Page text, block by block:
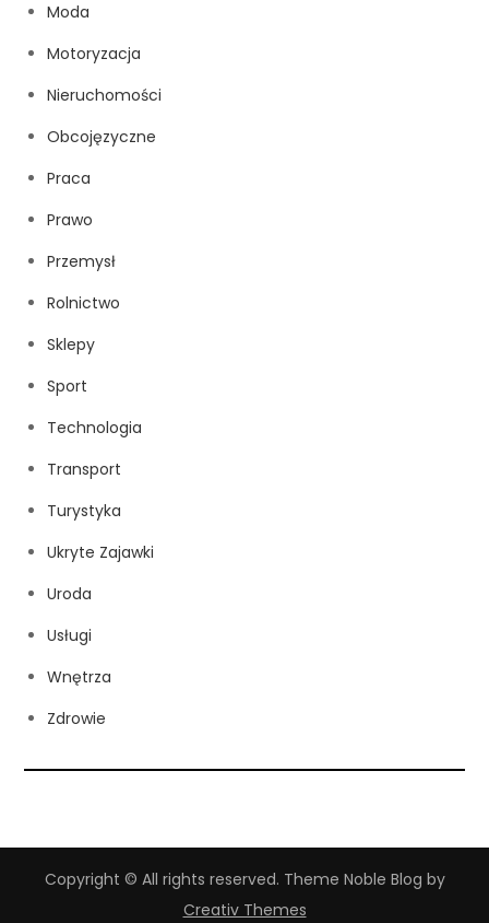
Moda
Motoryzacja
Nieruchomości
Obcojęzyczne
Praca
Prawo
Przemysł
Rolnictwo
Sklepy
Sport
Technologia
Transport
Turystyka
Ukryte Zajawki
Uroda
Usługi
Wnętrza
Zdrowie
Copyright © All rights reserved. Theme Noble Blog by
Creativ Themes